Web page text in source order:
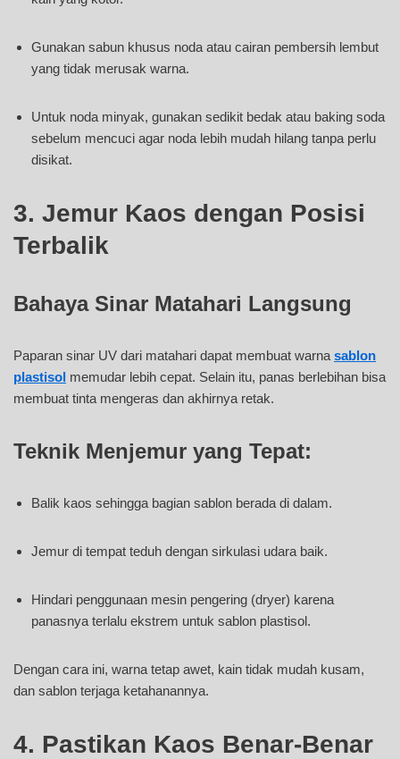
Gunakan sabun khusus noda atau cairan pembersih lembut
yang tidak merusak warna.
Untuk noda minyak, gunakan sedikit bedak atau baking soda
sebelum mencuci agar noda lebih mudah hilang tanpa perlu
disikat.
3. Jemur Kaos dengan Posisi
Terbalik
Bahaya Sinar Matahari Langsung
Paparan sinar UV dari matahari dapat membuat warna sablon
plastisol memudar lebih cepat. Selain itu, panas berlebihan bisa
membuat tinta mengeras dan akhirnya retak.
Teknik Menjemur yang Tepat:
Balik kaos sehingga bagian sablon berada di dalam.
Jemur di tempat teduh dengan sirkulasi udara baik.
Hindari penggunaan mesin pengering (dryer) karena
panasnya terlalu ekstrem untuk sablon plastisol.
Dengan cara ini, warna tetap awet, kain tidak mudah kusam,
dan sablon terjaga ketahanannya.
4. Pastikan Kaos Benar-Benar